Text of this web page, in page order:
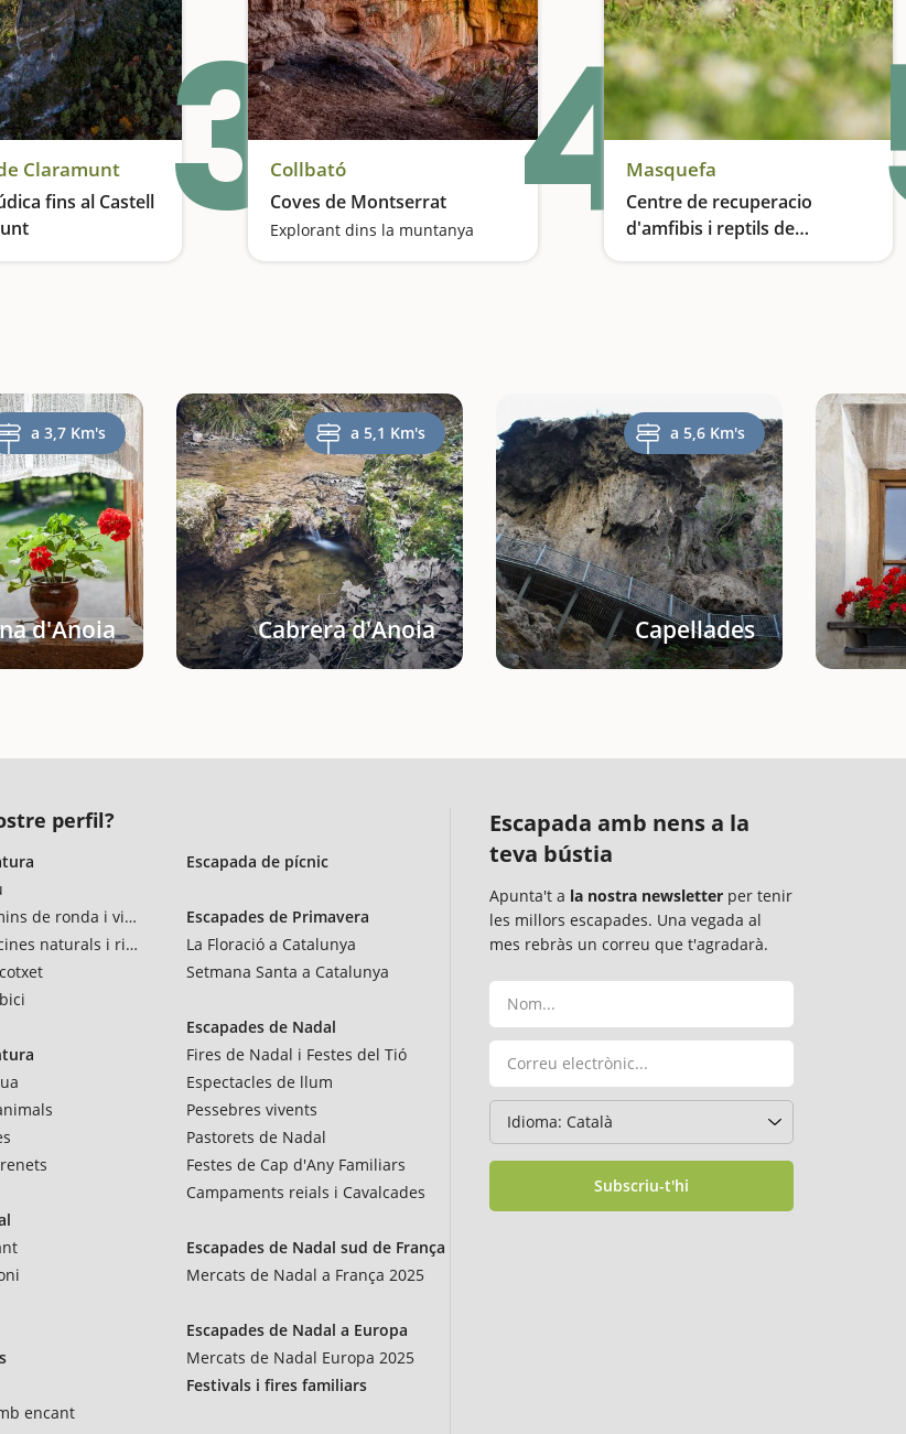
Claramunt
fins al Castell
Un recorregut lúdic per fer amb família i moltes sorpreses durant el camí 3Collbató
Coves de Montserrat
Explorant dins la muntanya 4Masquefa
Centre de recuperacio
d'amfibis i reptils de
La importància de l'educació ambiental
a 3,7 Km's
d'Anoia
a 5,1 Km's
Cabrera d'Anoia
a 5,6 Km's
Capellades
perfil?
de ronda i vies verdes
naturals i rius
encant
Escapada de pícnic
Escapades de Primavera
La Floració a Catalunya
Setmana Santa a Catalunya
Escapades de Nadal
Fires de Nadal i Festes del Tió
Espectacles de llum
Pessebres vivents
Pastorets de Nadal
Festes de Cap d'Any Familiars
Campaments reials i Cavalcades
Escapades de Nadal sud de França
Mercats de Nadal a França 2025
Escapades de Nadal a Europa
Mercats de Nadal Europa 2025
Festivals i fires familiars
Escapada amb nens a la
teva bústia
Apunta't a la nostra newsletter per tenir
les millors escapades. Una vegada al
mes rebràs un correu que t'agradarà.
Subscriu-t'hi